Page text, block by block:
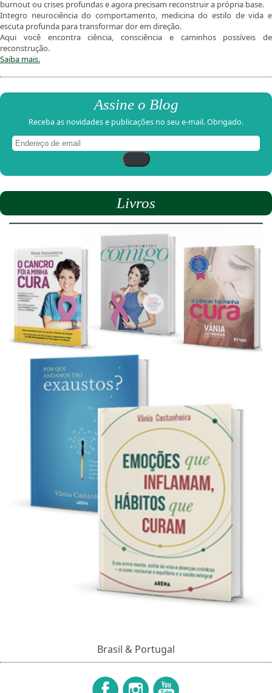
burnout ou crises profundas e agora precisam reconstruir a própria base.
Integro neurociência do comportamento, medicina do estilo de vida e
escuta profunda para transformar dor em direção.
Aqui você encontra ciência, consciência e caminhos possíveis de
reconstrução.
Saiba mais.
Assine o Blog
Receba as novidades e publicações no seu e-mail. Obrigado.
de
email
Livros
Brasil & Portugal